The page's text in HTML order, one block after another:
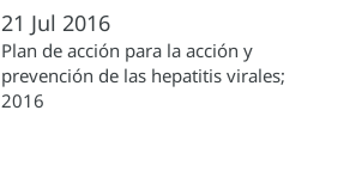
21 Jul 2016
Plan de acción para la acción y
prevención de las hepatitis virales;
2016